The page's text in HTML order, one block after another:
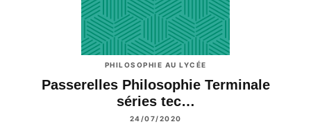
PHILOSOPHIE AU LYCÉE
Passerelles Philosophie Terminale
séries tec…
24/07/2020